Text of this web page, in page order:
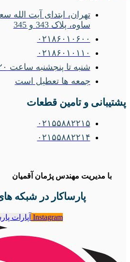
تهران، ابتدای آیت الله
ساوه، پلاک 343 و 345
۰۲۱۸۶۰۱۰۶۰۰
۰۲۱۸۶۰۱۰۱۱۰
شنبه تا پنجشنبه ساعت ۲۰-۸
جمعه ها تعطیل است
پشتیبانی و تامین قطعات
۰۲۱۵۵۸۸۲۲۱۵
۰۲۱۵۵۸۸۲۲۱۴
با مدیریت مهندس پژمان آقمیان
پارساکار در شبکه
Instagram آپارات